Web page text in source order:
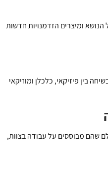
ומיצרים הזדמנויות חדשות
עמוד 405): "...בשיחה בין פיזיקאי, כלכלן ומוזיקאי
שהם מבוססים על עבודה בצוות,